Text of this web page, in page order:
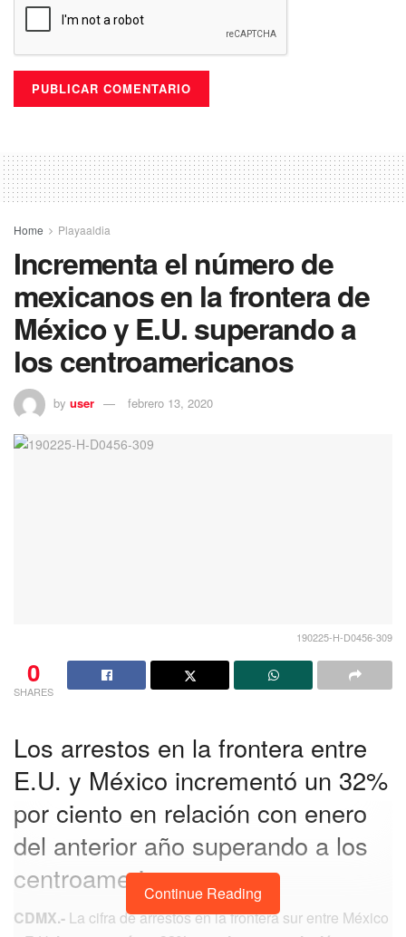
Home Playaaldia
Incrementa el número de
mexicanos en la frontera de
México y E.U. superando a
los centroamericanos
by user febrero 13, 2020
190225-H-D0456-309
0
SHARES
Los arrestos en la frontera entre
E.U. y México incrementó un 32%
por ciento en relación con enero
del anterior año superando a los
centroamericanos.
CDMX.- La cifra de arrestos en la frontera sur entre México
Continue Reading